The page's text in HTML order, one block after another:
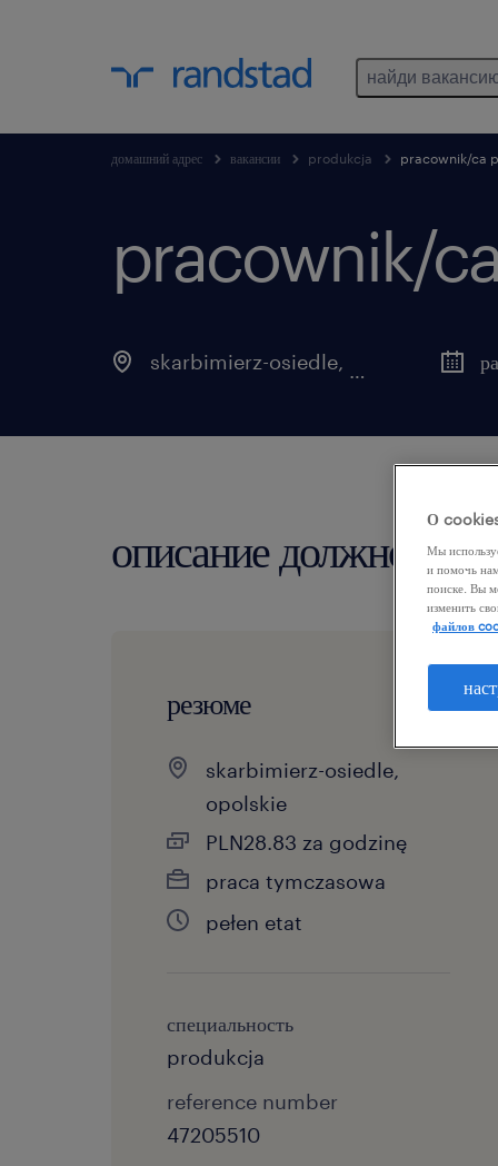
найди
домашний адрес вакансии produkcja pracownik/ca
pracownik/
skarbimierz-osiedle,
описание должности
резюме
skarbimierz-osiedle,
opolskie
PLN28.83 za godzinę
praca tymczasowa
pełen etat
специальность
produkcja
reference number
47205510
О
Мы
и помочь
поиске. Вы
изменить
файлов